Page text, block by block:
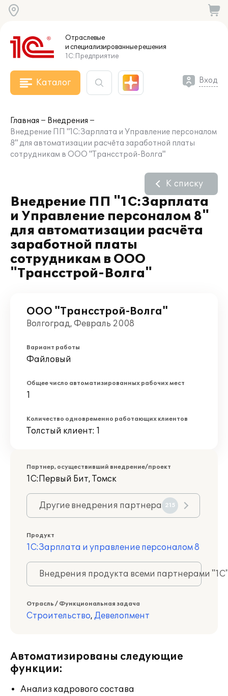
Отраслевые
и специализированныерешения
1С:Предприятие
Каталог Вход
Главная
Внедрения
Внедрение ПП "1С:Зарплата и Управление персоналом
8" для автоматизации расчёта заработной платы
сотрудникам в ООО "Трансстрой-Волга"
Внедрение ПП "1С:Зарплата
и Управление персоналом 8"
для автоматизации расчёта
заработной платы
сотрудникам в ООО
"Трансстрой-Волга"
К списку
ООО "Трансстрой-Волга"
Волгоград, Февраль 2008
Вариант работы
Файловый
Общее число автоматизированных рабочих мест
1
Количество одновременно работающих клиентов
Толстый клиент: 1
Партнер, осуществивший внедрение/проект
1С:Первый Бит, Томск
Другие внедрения партнера 215
Продукт
1С:Зарплата и управление персоналом 8
Внедрения продукта всеми партнерами
Отрасль / Функциональная задача
Строительство, Девелопмент
Автоматизированы следующие
функции:
Анализ кадрового состава